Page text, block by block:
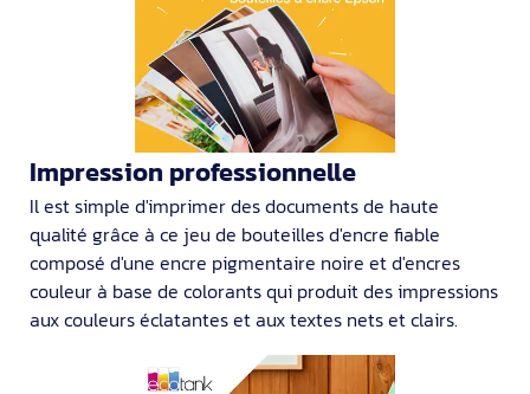
Impression professionnelle
Il est simple d'imprimer des documents de haute
qualité grâce à ce jeu de bouteilles d'encre fiable
composé d'une encre pigmentaire noire et d'encres
couleur à base de colorants qui produit des impressions
aux couleurs éclatantes et aux textes nets et clairs.